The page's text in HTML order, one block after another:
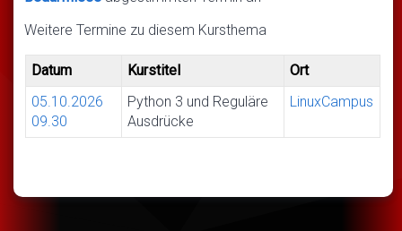
Weitere Termine zu diesem Kursthema
Datum Kurstitel
Ort
05.10.2026
09.30
Python 3 und Reguläre
Ausdrücke
LinuxCampus